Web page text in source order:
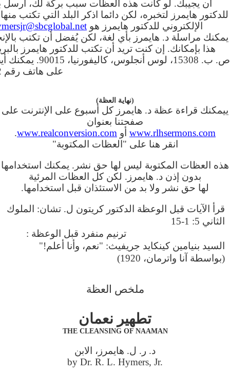
أن يجيبك. لو كانت هذه العظات سبب بركة لك، ارسل
للدكتور هايمرز لتخبره، لكن دائما اذكر البلد التي تكتب
الإلكتروني للدكتور هايمرز هو
يمكنك مراسلة د. هايمرز بأي لغة، لكن يُفضل أن تكتب
هذا بإمكانك. إن كنت تريد أن تكتب للدكتور هايمرز
ص. ب. 15308، لوس أنجلوس،
على هاتف رقم 8183520452.
(نهاية العظة)
ييمكنك قراءة عظة د. هايمرز كل أسبوع على الإنترنت على
صفحتنا بعنوان
www.rlhsermons.com أو www.realconversion.com
.
انقر هنا على "العظات المكتوبة"
هذه العظات المكتوبة ليس لها حق نشر. يمكنك استخدامها
بدون إذن د. هايمرز. لكن كل العظات المرئية
لها حق نشر ولا بد من الاستئذان قبل استخدامها.
قرأ الآيات قبل الوعظة الدكتور كريتون ل. تشان: الملوك
الثاني 5: 1-15
ترنيم منفرد قبل الوعظة :
السيد بنيامين كينكايد جريفيث: "نعم، وأنا أعلم!"
(بواسطة آنا واترمان، 1920)
ملخص العظة
تطهير نعمان
THE CLEANSING OF NAAMAN
د. ر. ل. هايمرز، الابن
by Dr. R. L. Hymers, Jr.